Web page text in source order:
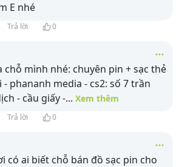
E nhé
Trả lời 0
chỗ mình nhé: chuyên pin + sạc thẻ
- phananh media - cs2: số 7 trần
- cầu giấy -... Xem thêm
Trả lời 0
có ai biết chỗ bán đồ sạc pin cho